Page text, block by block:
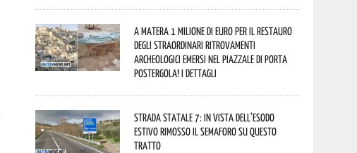
A Matera 1 milione di euro per il restauro
degli straordinari ritrovamenti
archeologici emersi nel piazzale di Porta
Postergola! I dettagli
Strada statale 7: in vista dell’esodo
estivo rimosso il semaforo su questo
tratto